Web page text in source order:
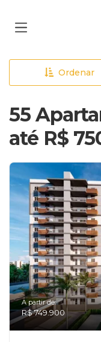
Ordenar
55
até R$
A partir de:
R$ 749.900